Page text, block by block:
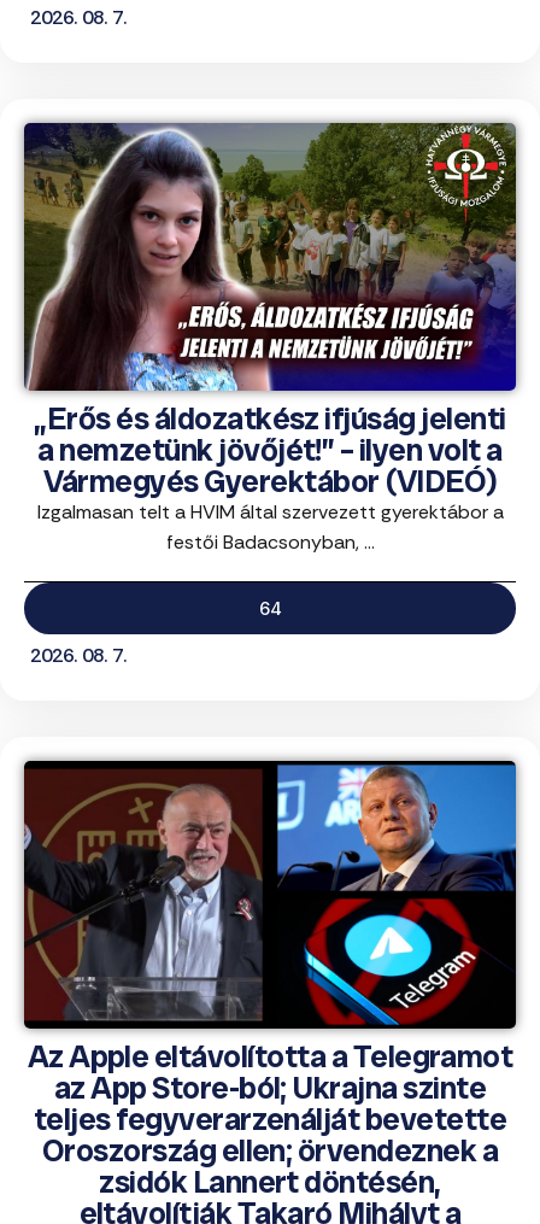
2026. 08. 7.
„Erős és áldozatkész ifjúság jelenti
a nemzetünk jövőjét!” – ilyen volt a
Vármegyés Gyerektábor (VIDEÓ)
Izgalmasan telt a HVIM által szervezett gyerektábor a
festői Badacsonyban, ...
64
2026. 08. 7.
Az Apple eltávolította a Telegramot
az App Store-ból; Ukrajna szinte
teljes fegyverarzenálját bevetette
Oroszország ellen; örvendeznek a
zsidók Lannert döntésén,
eltávolítják Takaró Mihályt a